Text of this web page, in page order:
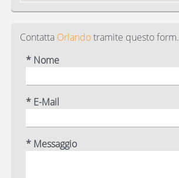
Contatta Orlandotramite questo form.
* Nome
* E-Mail
* Messaggio